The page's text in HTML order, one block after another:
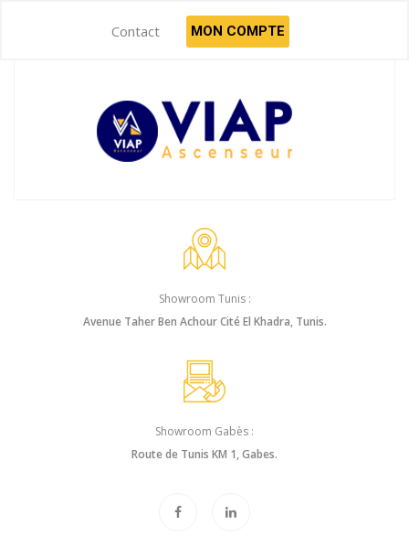
Contact MON COMPTE
Showroom Tunis :
Avenue Taher Ben Achour Cité El Khadra, Tunis.
Showroom Gabès :
Route de Tunis KM 1, Gabes.